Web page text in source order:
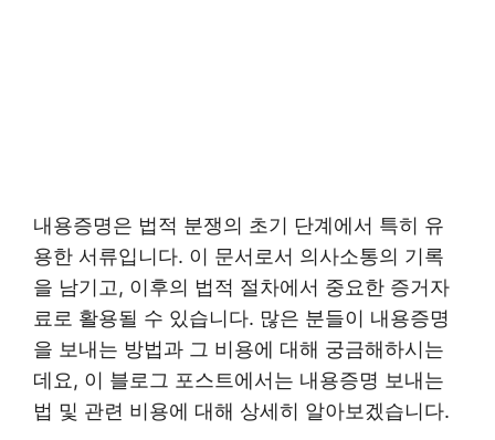
내용증명은 법적 분쟁의 초기 단계에서 특히 유
용한 서류입니다. 이 문서로서 의사소통의 기록
을 남기고, 이후의 법적 절차에서 중요한 증거자
료로 활용될 수 있습니다. 많은 분들이 내용증명
을 보내는 방법과 그 비용에 대해 궁금해하시는
데요, 이 블로그 포스트에서는 내용증명 보내는
법 및 관련 비용에 대해 상세히 알아보겠습니다.